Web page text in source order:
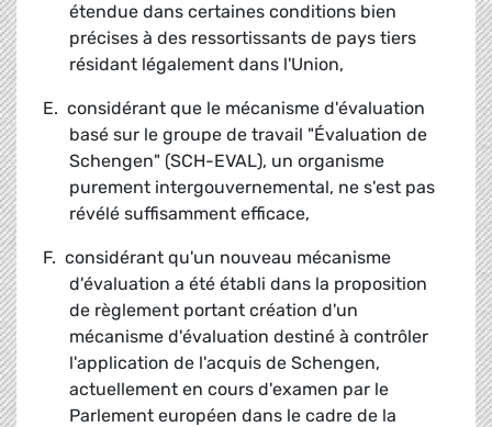
étendue dans certaines conditions bien
précises à des ressortissants de pays tiers
résidant légalement dans l'Union,
E. considérant que le mécanisme d'évaluation
basé sur le groupe de travail "Évaluation de
Schengen" (SCH-EVAL), un organisme
purement intergouvernemental, ne s'est pas
révélé suffisamment efficace,
F. considérant qu'un nouveau mécanisme
d'évaluation a été établi dans la proposition
de règlement portant création d'un
mécanisme d'évaluation destiné à contrôler
l'application de l'acquis de Schengen,
actuellement en cours d'examen par le
Parlement européen dans le cadre de la